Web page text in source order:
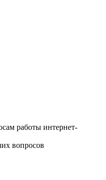
работы интернет-
вопросов